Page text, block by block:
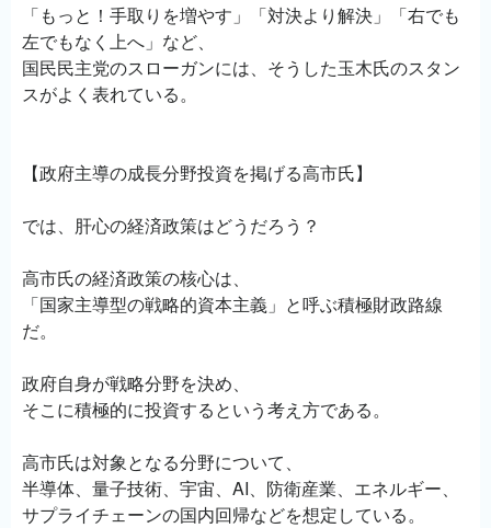
「もっと！手取りを増やす」「対決より解決」「右でも
左でもなく上へ」など、
国民民主党のスローガンには、そうした玉木氏のスタン
スがよく表れている。
【政府主導の成長分野投資を掲げる高市氏】
では、肝心の経済政策はどうだろう？
高市氏の経済政策の核心は、
「国家主導型の戦略的資本主義」と呼ぶ積極財政路線
だ。
政府自身が戦略分野を決め、
そこに積極的に投資するという考え方である。
高市氏は対象となる分野について、
半導体、量子技術、宇宙、AI、防衛産業、エネルギー、
サプライチェーンの国内回帰などを想定している。